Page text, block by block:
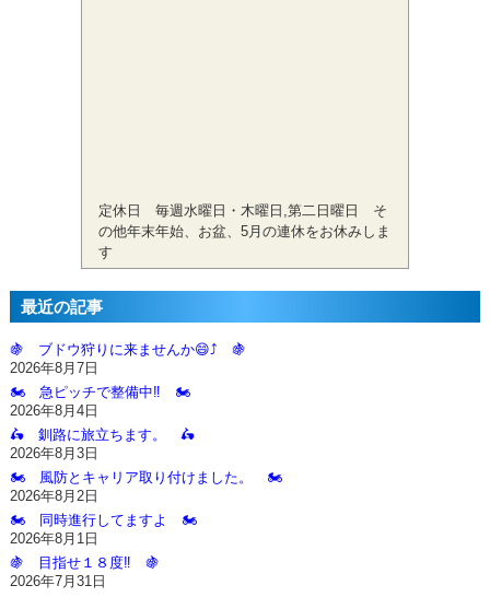
定休日 毎週水曜日・木曜日,第二日曜日 そ
の他年末年始、お盆、5月の連休をお休みしま
す
最近の記事
🍇 ブドウ狩りに来ませんか😄⤴️ 🍇
2026年8月7日
🏍️ 急ピッチで整備中‼️ 🏍️
2026年8月4日
🛵 釧路に旅立ちます。 🛵
2026年8月3日
🏍️ 風防とキャリア取り付けました。 🏍️
2026年8月2日
🏍️ 同時進行してますよ 🏍️
2026年8月1日
🍇 目指せ１８度‼️ 🍇
2026年7月31日